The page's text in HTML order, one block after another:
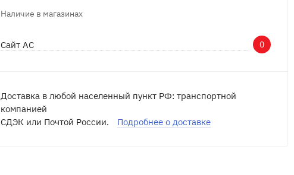
Наличие в магазинах
Сайт АС 0
Доставка в любой населенный пункт РФ: транспортной
компанией
СДЭК или Почтой России.
Подробнее о доставке